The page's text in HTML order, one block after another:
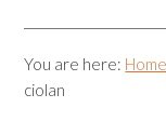
You are here: Home
ciolan